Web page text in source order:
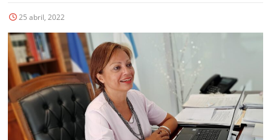
25 abril, 2022